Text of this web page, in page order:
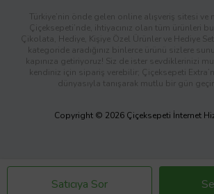
Satıcıya Sor
Türkiye’nin önde gelen online alışveriş sitesi
Çiçeksepeti’nde, ihtiyacınız olan tüm ürünleri
Çikolata, Hediye, Kişiye Özel Ürünler ve Hediye
kategoride aradığınız binlerce ürünü sizlere
kapınıza getiriyoruz! Siz de ister sevdiklerinizi
kendiniz için sipariş verebilir; Çiçeksepeti
dünyasıyla tanışarak mutlu bir gün
Copyright © 2026 Çiçeksepeti İnternet